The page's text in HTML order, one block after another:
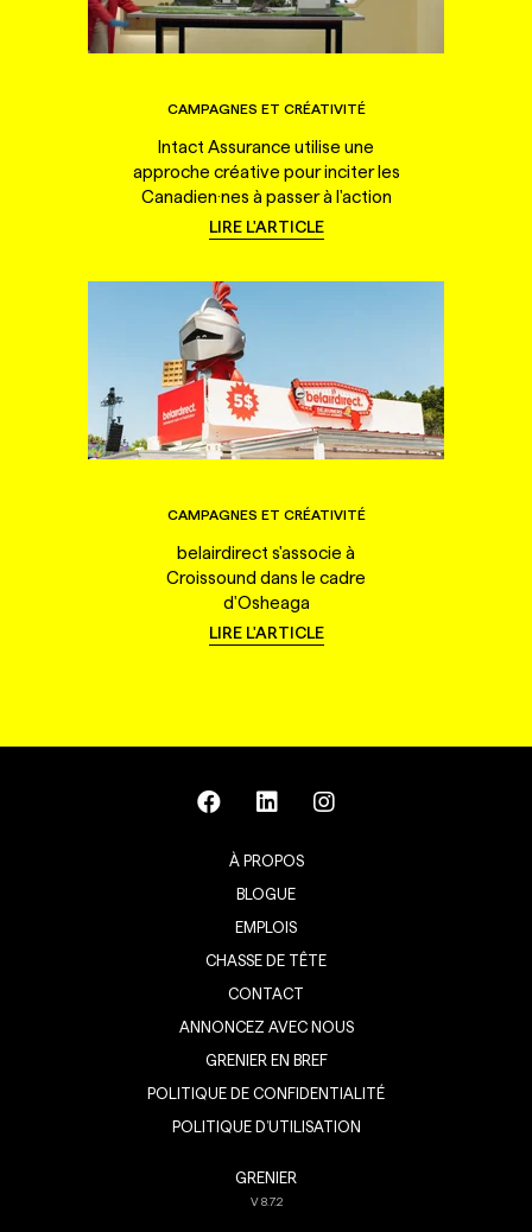
CAMPAGNES ET CRÉATIVITÉ
Intact Assurance utilise une
approche créative pour inciter les
Canadien·nes à passer à l'action
LIRE L'ARTICLE
CAMPAGNES ET CRÉATIVITÉ
belairdirect s'associe à
Croissound dans le cadre
d'Osheaga
LIRE L'ARTICLE
À PROPOS
BLOGUE
EMPLOIS
CHASSE DE TÊTE
CONTACT
ANNONCEZ AVEC NOUS
GRENIER EN BREF
POLITIQUE DE CONFIDENTIALITÉ
POLITIQUE D’UTILISATION
GRENIER
V8.7.2